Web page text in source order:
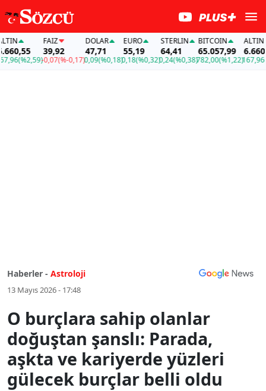
(%2,59)
FAİZ
39,92
-0,07(%-0,17)
DOLAR
47,71
0,09(%0,18)
EURO
55,19
0,18(%0,32)
STERLIN
64,41
0,24(%0,38)
BITCOIN
65.057,99
782,00(%1,22)
ALTIN
167,96
Haberler - Astroloji
13 Mayıs 2026 - 17:48
O burçlara sahip olanlar
doğuştan şanslı: Parada,
aşkta ve kariyerde yüzleri
gülecek burçlar belli oldu